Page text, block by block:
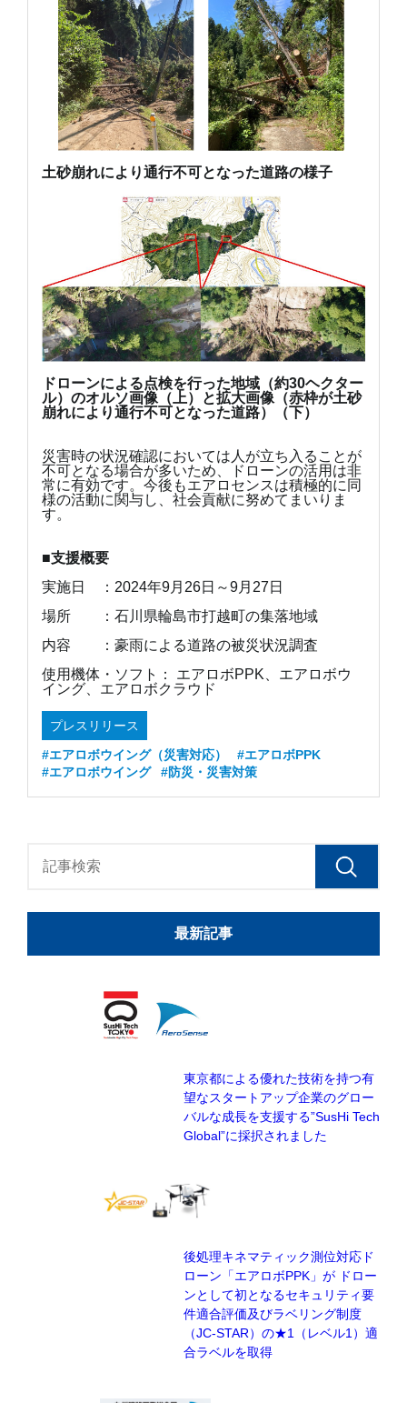
土砂崩れにより通行不可となった道路の様子
ドローンによる点検を行った地域（約30ヘクター
ル）のオルソ画像（上）と拡大画像（赤枠が土砂
崩れにより通行不可となった道路）（下）
災害時の状況確認においては人が立ち入ることが
不可となる場合が多いため、ドローンの活用は非
常に有効です。今後もエアロセンスは積極的に同
様の活動に関与し、社会貢献に努めてまいりま
す。
■支援概要
実施日 ：2024年9月26日～9月27日
場所 ：石川県輪島市打越町の集落地域
内容 ：豪雨による道路の被災状況調査
使用機体・ソフト： エアロボPPK、エアロボウ
イング、エアロボクラウド
プレスリリース
#エアロボウイング（災害対応）
#エアロボPPK
#エアロボウイング
#防災・災害対策
最新記事
東京都による優れた技術を持つ有
望なスタートアップ企業のグロー
バルな成長を支援する”SusHi Tech
Global”に採択されました
後処理キネマティック測位対応ド
ローン「エアロボPPK」が ドロー
ンとして初となるセキュリティ要
件適合評価及びラベリング制度
（JC-STAR）の★1（レベル1）適
合ラベルを取得